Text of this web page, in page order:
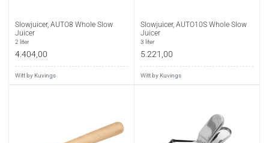
Slowjuicer, AUTO8 Whole Slow
Juicer
2 liter
4.404,00
Witt by Kuvings
Slowjuicer, AUTO10S Whole Slow
Juicer
3 liter
5.221,00
Witt by Kuvings